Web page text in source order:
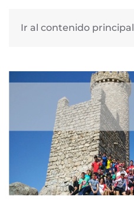
Ir al contenido principal